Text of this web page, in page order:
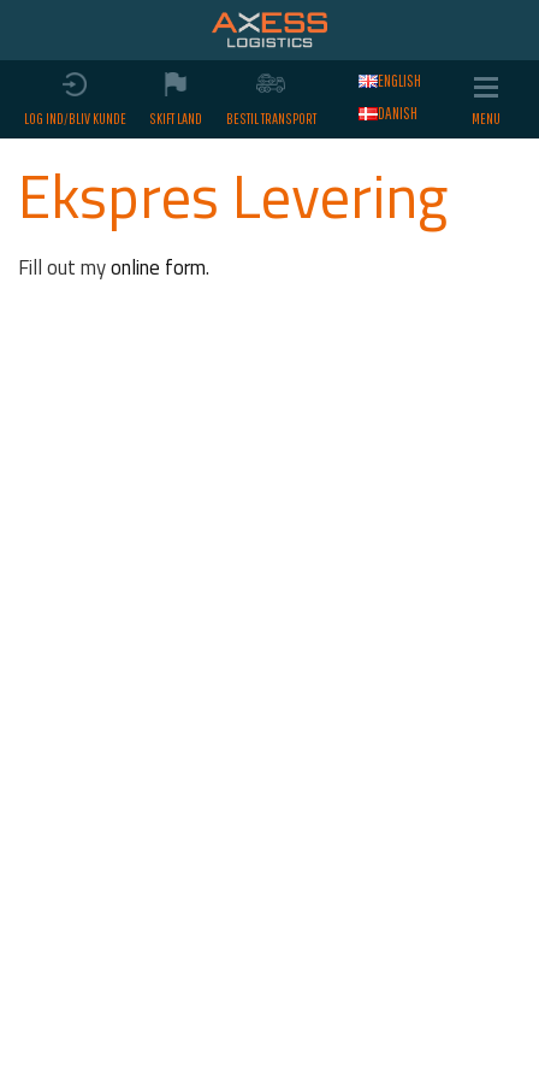
LOG IND/BLIV KUNDE SKIFT LAND BESTIL TRANSPORT
ENGLISH
DANISH
Ekspres Levering
Fill out myonline form.